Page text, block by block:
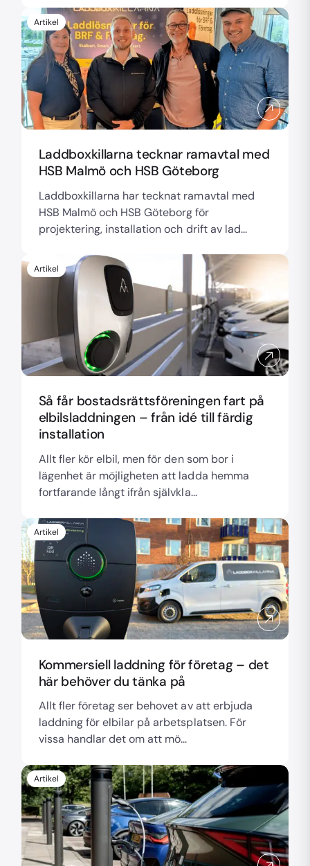
Artikel
Laddboxkillarna tecknar ramavtal med
HSB Malmö och HSB Göteborg
Laddboxkillarna har tecknat ramavtal med
HSB Malmö och HSB Göteborg för
projektering, installation och drift av lad...
Artikel
Så får bostadsrättsföreningen fart på
elbilsladdningen – från idé till färdig
installation
Allt fler kör elbil, men för den som bor i
lägenhet är möjligheten att ladda hemma
fortfarande långt ifrån självkla...
Artikel
Kommersiell laddning för företag – det
här behöver du tänka på
Allt fler företag ser behovet av att erbjuda
laddning för elbilar på arbetsplatsen. För
vissa handlar det om att mö...
Artikel